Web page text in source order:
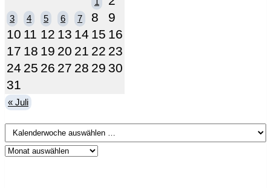
3 4 5 6 7 8
9
10 11 12 13 14 15 16
17 18 19 20 21 22 23
24 25 26 27 28 29 30
31
« Juli